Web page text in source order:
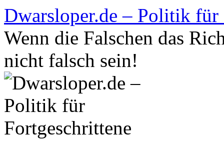
Zum
Inhalt
springen
Dwarsloper.de – Politik für
Wenn die Falschen das
nicht falsch sein!